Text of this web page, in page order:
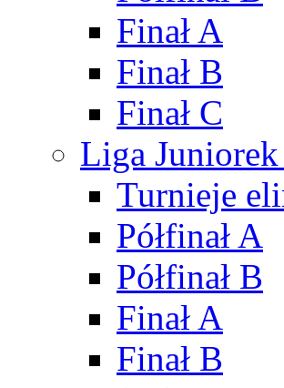
Finał A
Finał B
Finał C
Liga
Turnieje
Półfinał A
Półfinał B
Finał A
Finał B